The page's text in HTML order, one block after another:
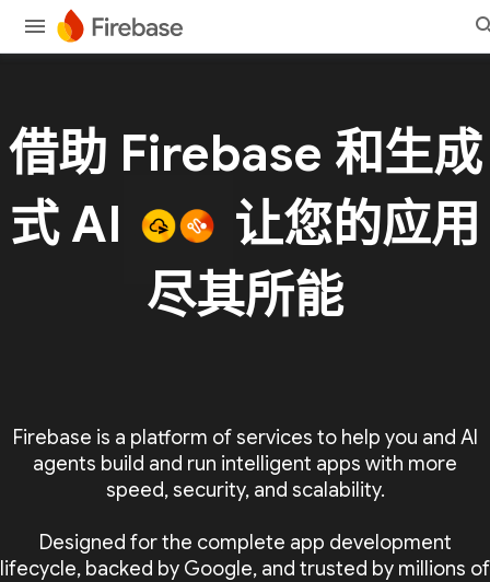
借助 Firebase 和生成
式 AI
让您的应用
尽其所能
Firebase is a platform of services to help you and AI
agents build and run intelligent apps with more
speed, security, and scalability.
Designed for the complete app development
lifecycle, backed by Google, and trusted by millions of